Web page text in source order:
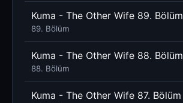
Kuma - The Other Wife 89. Bölüm
89. Bölüm
Kuma - The Other Wife 88. Bölüm
88. Bölüm
Kuma - The Other Wife 87. Bölüm